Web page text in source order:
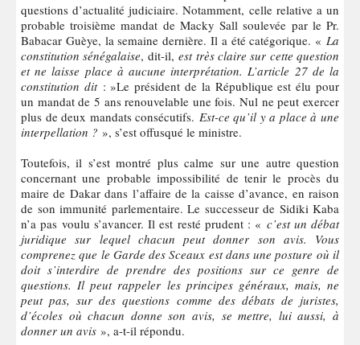
questions d’actualité judiciaire. Notamment, celle relative a un
probable troisième mandat de Macky Sall soulevée par le Pr.
Babacar Guèye, la semaine dernière. Il a été catégorique. « La
constitution sénégalaise, dit-il,est très claire sur cette question
et ne laisse place à aucune interprétation. L’article 27 de la
constitution dit: »Le président de la République est élu pour
un mandat de 5 ans renouvelable une fois. Nul ne peut exercer
plus de deux mandats consécutifs. Est-ce qu’il y a place à une
interpellation ? », s’est offusqué le ministre.
Toutefois, il s’est montré plus calme sur une autre question
concernant une probable impossibilité de tenir le procès du
maire de Dakar dans l’affaire de la caisse d’avance, en raison
de son immunité parlementaire. Le successeur de Sidiki Kaba
n’a pas voulu s’avancer. Il est resté prudent : « c’est un débat
juridique sur lequel chacun peut donner son avis. Vous
comprenez que le Garde des Sceaux est dans une posture où il
doit s’interdire de prendre des positions sur ce genre de
questions. Il peut rappeler les principes généraux, mais, ne
peut pas, sur des questions comme des débats de juristes,
d’écoles où chacun donne son avis, se mettre, lui aussi, à
donner un avis », a-t-il répondu.